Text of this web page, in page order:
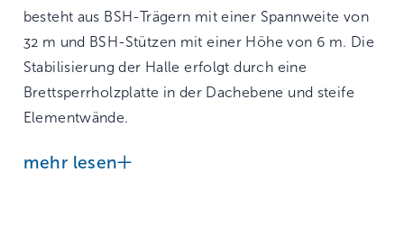
besteht aus BSH-Trägern mit einer Spannweite von
32 m und BSH-Stützen mit einer Höhe von 6 m. Die
Stabilisierung der Halle erfolgt durch eine
Brettsperrholzplatte in der Dachebene und steife
Elementwände.
mehr lesen